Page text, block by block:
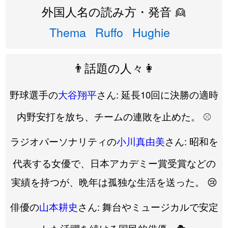
外国人名の読み方・発音 👱
Thema
Ruffo Hughie
👨話題の人々👩
野球選手の大谷翔平さん: 延長10回に決勝の適時
内野安打を放ち、チームの連敗を止めた。 ⚾
ラジオパーソナリティの小川真由美さん: 昭和を
代表する女優で、日本アカデミー賞受賞などの
実績を持つが、晩年は孤独な生活を送った。 😢
俳優の山本耕史さん: 舞台やミュージカルで安定